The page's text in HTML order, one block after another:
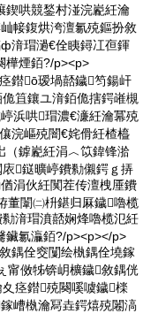
鍥哄競鍫村湴浣嶏紝瀹
帹鍑烘洿澶氱殑鏂扮敘
湇瑁濄€佺眱鐞冮亱鍕
樺煙銆?/p><p>
鐟ō瑷堝嚭鐬笉鍚屽
笡鑲ユ湇銆佹搳鍔嶉槻
浜哄瑁濃€濓紝瀹冪殑
浣嶇殑闇€姹傦紝楂橀
（鎼嶏紝涓︿笖鍏锋湁
鎹曠嵉鐨勬儭鍔ｇ挵
涓伙紝闃茬传澶栧厜鐨
董闈㈡枡鍖归厤鐬嚕榄
湇瑁濆嚭娴烽嚕榄氾紝
鑶氱灜銆?/p><p></p>
鍝佺窔闅绘槸鍝佺墝鎵
甯傚牬锛岄櫎鐬敘鍝侊
痉鐟殑闋嗘噳鐬檪
嶆槸瀹冩垚鍔熺殑闂滈